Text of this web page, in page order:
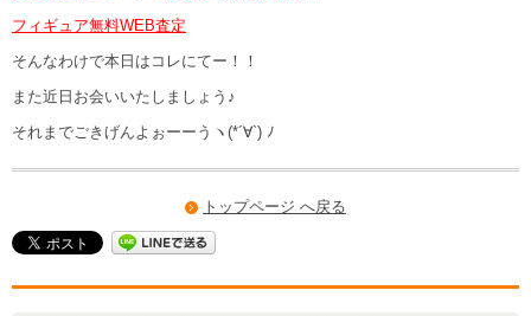
フィギュア無料WEB査定
そんなわけで本日はコレにてー！！
また近日お会いいたしましょう♪
それまでごきげんよぉーーうヽ(*´∀`) ﾉ
トップページ へ戻る